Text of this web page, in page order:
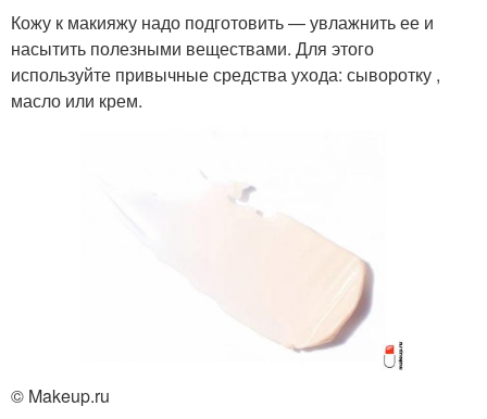
Кожу к макияжу надо подготовить — увлажнить ее и
насытить полезными веществами. Для этого
используйте привычные средства ухода: сыворотку ,
масло или крем.
© Makeup.ru